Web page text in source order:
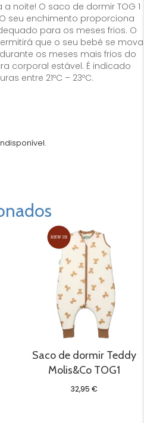
noite! O saco de dormir TOG 1
seu enchimento proporciona
para os meses frios. O
que o seu bebé se mova
os meses mais frios do
corporal estável. É indicado
entre 21ºC – 23ºC.
Saco de dormir Teddy
Molis&Co TOG1
32,95€